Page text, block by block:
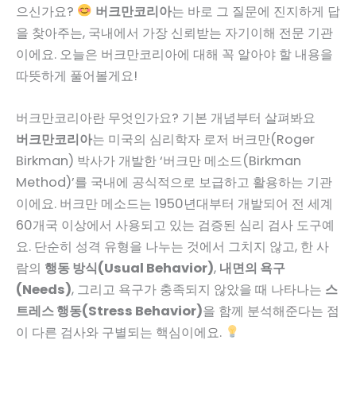
으신가요?
버크만코리아는 바로 그 질문에 진지하게 답
을 찾아주는, 국내에서 가장 신뢰받는 자기이해 전문 기관
이에요. 오늘은 버크만코리아에 대해 꼭 알아야 할 내용을
따뜻하게 풀어볼게요!
버크만코리아란 무엇인가요? 기본 개념부터 살펴봐요
버크만코리아는 미국의 심리학자 로저 버크만(Roger
Birkman) 박사가 개발한 ‘버크만 메소드(Birkman
Method)’를 국내에 공식적으로 보급하고 활용하는 기관
이에요. 버크만 메소드는 1950년대부터 개발되어 전 세계
60개국 이상에서 사용되고 있는 검증된 심리 검사 도구예
요. 단순히 성격 유형을 나누는 것에서 그치지 않고, 한 사
람의 행동 방식(Usual Behavior), 내면의 욕구
(Needs), 그리고 욕구가 충족되지 않았을 때 나타나는 스
트레스 행동(Stress Behavior)을 함께 분석해준다는 점
이 다른 검사와 구별되는 핵심이에요.